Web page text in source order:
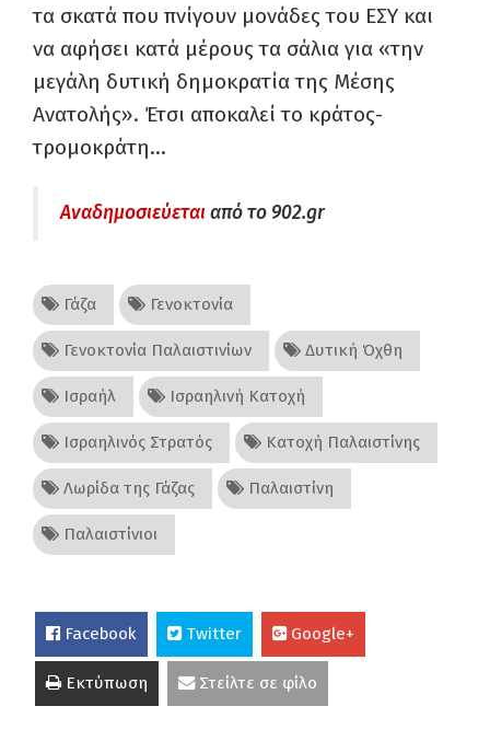
τα σκατά που πνίγουν μονάδες του ΕΣΥ και
να αφήσει κατά μέρους τα σάλια για «την
μεγάλη δυτική δημοκρατία της Μέσης
Ανατολής». Έτσι αποκαλεί το κράτος-
τρομοκράτη…
Αναδημοσιεύεται από το 902.gr
Γάζα Γενοκτονία
Γενοκτονία Παλαιστινίων Δυτική Όχθη
Ισραήλ Ισραηλινή Κατοχή
Ισραηλινός Στρατός Κατοχή Παλαιστίνης
Λωρίδα της Γάζας Παλαιστίνη
Παλαιστίνιοι
Facebook Twitter Google+
Εκτύπωση Στείλτε σε φίλο